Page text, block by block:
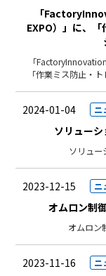
「
EXPO）」に、
「
「作業ミス防止・
2024-01-04 ニ
ソリュー
ソリュー
2023-12-15 ニ
オムロン制
オムロン
2023-11-16 ニ